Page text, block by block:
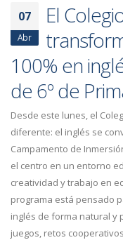
07
Abr
El
100% en
de 6º de
Desde este lunes, el
diferente: el inglés se
Campamento de
el centro en un entorno
creatividad y trabajo en
programa está pensado
inglés de forma natural y
juegos, retos